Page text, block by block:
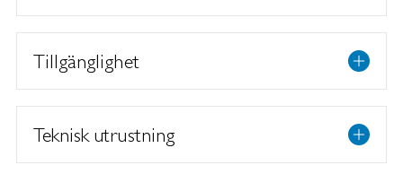
Tillgänglighet
Teknisk utrustning